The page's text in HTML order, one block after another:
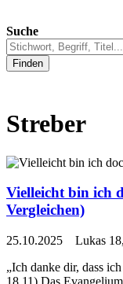
Suche
Finden
Streber
Vielleicht bin ich
Vergleichen)
25.10.2025 Lukas
„Ich danke dir, dass
18,11) Das